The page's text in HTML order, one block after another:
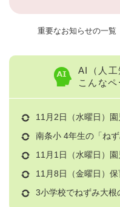
重要なお知らせの一覧
AI（人工
こんな
11月2日（水曜日）
南条小 4年生の「ねず
11月1日（水曜日）
11月8日（金曜日）
3小学校でねずみ大根